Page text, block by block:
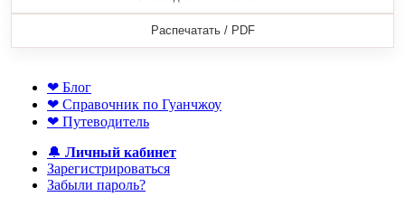
Распечатать / PDF
❤ Блог
❤ Справочник по Гуанчжоу
❤ Путеводитель
🔔 Личный кабинет
Зарегистрироваться
Забыли пароль?